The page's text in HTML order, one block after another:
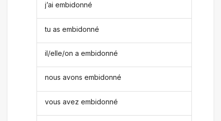
j’ai embidonné
tu as embidonné
il/elle/on a embidonné
nous avons embidonné
vous avez embidonné